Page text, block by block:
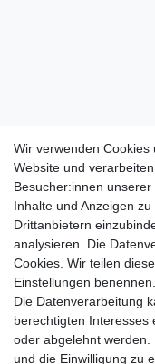
Kundenservice
Hotline: 07452 - 847
Kontakt
Anmelden
Registrieren
Newsletter
Versand & Lieferung
Zahlungsarten
Wir verwenden
Website und
Besucher:innen
Inhalte und Anzeigen
Drittanbietern
analysieren. Die
Cookies. Wir teilen
Einstellungen benennen.
Die Datenverarbeitung
berechtigten Interesses
oder abgelehnt werden.
und die Einwilligung zu